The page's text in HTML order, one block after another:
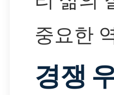
중요한
경쟁